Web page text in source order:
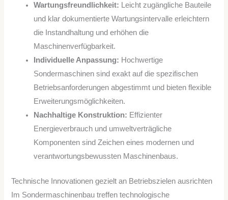
Wartungsfreundlichkeit: Leicht zugängliche Bauteile
und klar dokumentierte Wartungsintervalle erleichtern
die Instandhaltung und erhöhen die
Maschinenverfügbarkeit.
Individuelle Anpassung: Hochwertige
Sondermaschinen sind exakt auf die spezifischen
Betriebsanforderungen abgestimmt und bieten flexible
Erweiterungsmöglichkeiten.
Nachhaltige Konstruktion: Effizienter
Energieverbrauch und umweltverträgliche
Komponenten sind Zeichen eines modernen und
verantwortungsbewussten Maschinenbaus.
Technische Innovationen gezielt an Betriebszielen ausrichten
Im Sondermaschinenbau treffen technologische